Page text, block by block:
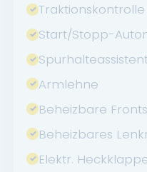
Traktionskontrolle
Start/Stopp-
Armlehne
Beheizbare
Beheizbares
Elektr.